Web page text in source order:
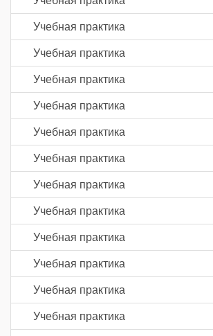
Учебная практика
Учебная практика
Учебная практика
Учебная практика
Учебная практика
Учебная практика
Учебная практика
Учебная практика
Учебная практика
Учебная практика
Учебная практика
Учебная практика